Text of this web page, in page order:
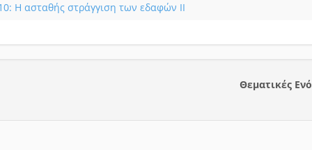
Η ασταθής στράγγιση των εδαφών ΙΙ
Θεματικές